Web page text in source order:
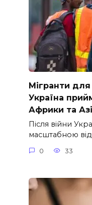
Мігранти для
Україна
Африки та
Після війни
масштабною
0 33